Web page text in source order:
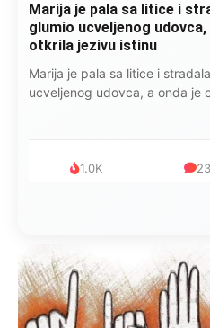
Marija je pala sa litice i
glumio ucveljenog
otkrila jezivu istinu
Marija je pala sa litice i
ucveljenog udovca, a onda je
1.0K